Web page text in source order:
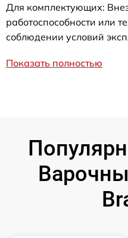
Для комплектующих:
работоспособности или
соблюдении условий
Показать полностью